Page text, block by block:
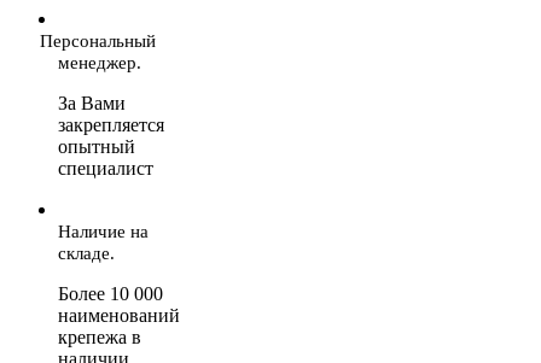
Персональный
менеджер.
За Вами
закрепляется
опытный
специалист
Наличие на
складе.
Более 10 000
наименований
крепежа в
наличии